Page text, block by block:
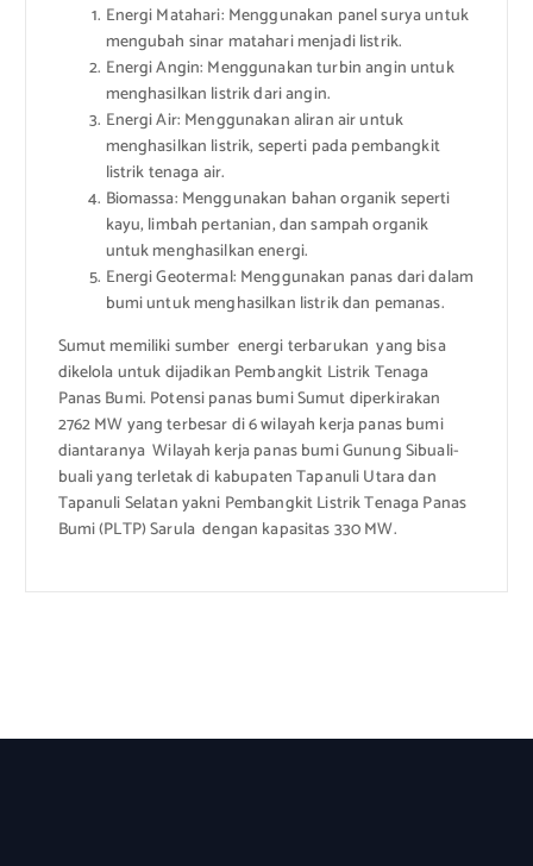
Energi Matahari: Menggunakan panel surya untuk
mengubah sinar matahari menjadi listrik.
Energi Angin: Menggunakan turbin angin untuk
menghasilkan listrik dari angin.
Energi Air: Menggunakan aliran air untuk
menghasilkan listrik, seperti pada pembangkit
listrik tenaga air.
Biomassa: Menggunakan bahan organik seperti
kayu, limbah pertanian, dan sampah organik
untuk menghasilkan energi.
Energi Geotermal: Menggunakan panas dari dalam
bumi untuk menghasilkan listrik dan pemanas.
Sumut memiliki sumber energi terbarukan yang bisa
dikelola untuk dijadikan Pembangkit Listrik Tenaga
Panas Bumi. Potensi panas bumi Sumut diperkirakan
2762 MW yang terbesar di 6 wilayah kerja panas bumi
diantaranya Wilayah kerja panas bumi Gunung Sibuali-
buali yang terletak di kabupaten Tapanuli Utara dan
Tapanuli Selatan yakni Pembangkit Listrik Tenaga Panas
Bumi (PLTP) Sarula dengan kapasitas 330 MW.